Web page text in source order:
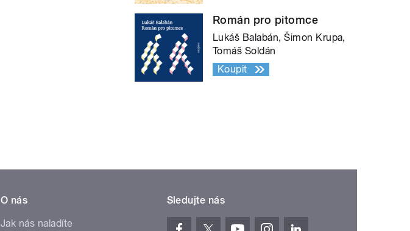
Román pro pitomce
Lukáš Balabán, Šimon Krupa,
Tomáš Soldán
Koupit
O nás
Jak nás naladíte
Sledujte nás